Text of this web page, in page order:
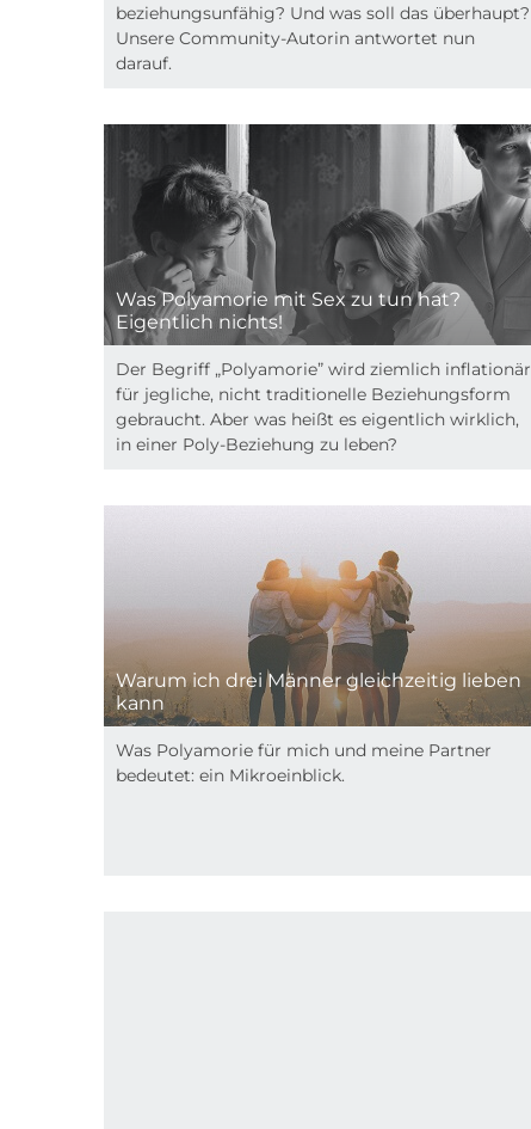
beziehungsunfähig? Und was soll das überhaupt?
Unsere Community-Autorin antwortet nun
darauf.
Was Polyamorie mit Sex zu tun hat?
Eigentlich nichts!
Der Begriff „Polyamorie” wird ziemlich inflationär
für jegliche, nicht traditionelle Beziehungsform
gebraucht. Aber was heißt es eigentlich wirklich,
in einer Poly-Beziehung zu leben?
Warum ich drei Männer gleichzeitig lieben
kann
Was Polyamorie für mich und meine Partner
bedeutet: ein Mikroeinblick.